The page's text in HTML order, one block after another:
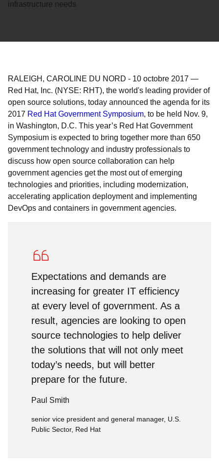
infrastructure needs
RALEIGH, CAROLINE DU NORD - 10 octobre 2017 —
Red Hat, Inc. (NYSE: RHT), the world's leading provider of
open source solutions, today announced the agenda for its
2017 Red Hat Government Symposium, to be held Nov. 9,
in Washington, D.C. This year’s Red Hat Government
Symposium is expected to bring together more than 650
government technology and industry professionals to
discuss how open source collaboration can help
government agencies get the most out of emerging
technologies and priorities, including modernization,
accelerating application deployment and implementing
DevOps and containers in government agencies.
Expectations and demands are
increasing for greater IT efficiency
at every level of government. As a
result, agencies are looking to open
source technologies to help deliver
the solutions that will not only meet
today’s needs, but will better
prepare for the future.
Paul Smith
senior vice president and general manager, U.S.
Public Sector, Red Hat